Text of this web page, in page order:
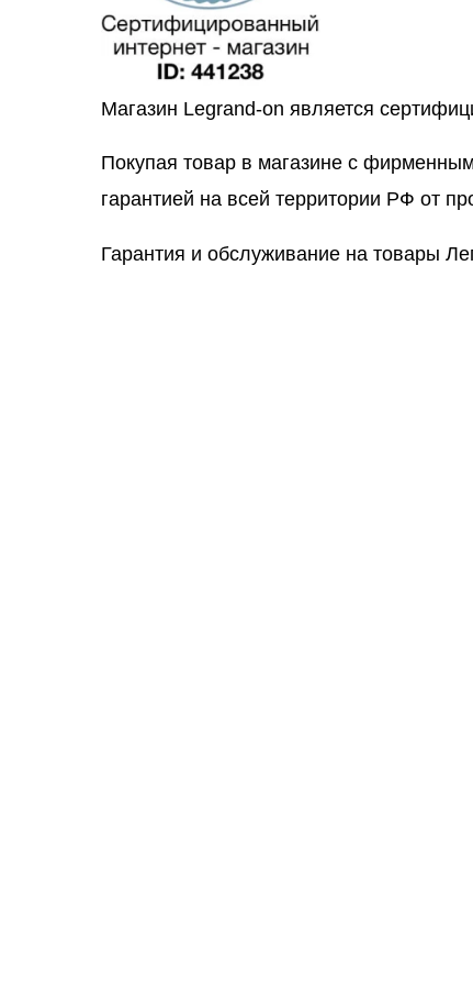
Магазин Legrand-on является
Покупая товар в магазине с
гарантией на всей территории РФ от
Гарантия и обслуживание на товары